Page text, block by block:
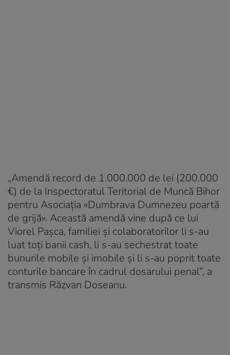
„Amendă record de 1.000.000 de lei (200.000
€) de la Inspectoratul Teritorial de Muncă Bihor
pentru Asociaţia «Dumbrava Dumnezeu poartă
de grijă». Această amendă vine după ce lui
Viorel Paşca, familiei şi colaboratorilor li s-au
luat toţi banii cash, li s-au sechestrat toate
bunurile mobile şi imobile și li s-au poprit toate
conturile bancare în cadrul dosarului penal”, a
transmis Răzvan Doseanu.